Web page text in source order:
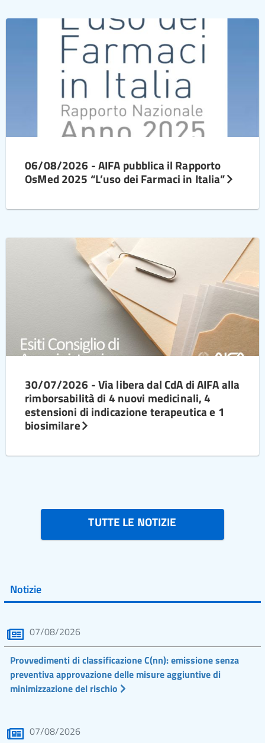
06/08/2026 - AIFA pubblica il Rapporto
OsMed 2025 “L’uso dei Farmaci in Italia”
30/07/2026 - Via libera dal CdA di AIFA alla
rimborsabilità di 4 nuovi medicinali, 4
estensioni di indicazione terapeutica e 1
biosimilare
TUTTE LE NOTIZIE
Notizie
07/08/2026
Provvedimenti di classificazione C(nn): emissione senza
preventiva approvazione delle misure aggiuntive di
minimizzazione del rischio
07/08/2026